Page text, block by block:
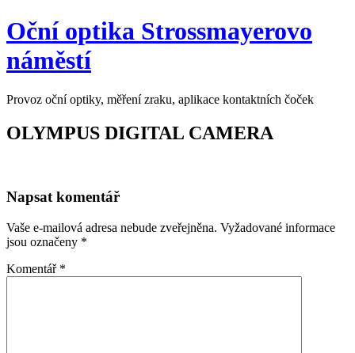
Přeskočit
na
obsah
Oční optika Strossmayerovo
náměstí
Provoz oční optiky, měření zraku, aplikace kontaktních čoček
OLYMPUS DIGITAL CAMERA
Napsat komentář
Vaše e-mailová adresa nebude zveřejněna. Vyžadované informace
jsou označeny *
Komentář *